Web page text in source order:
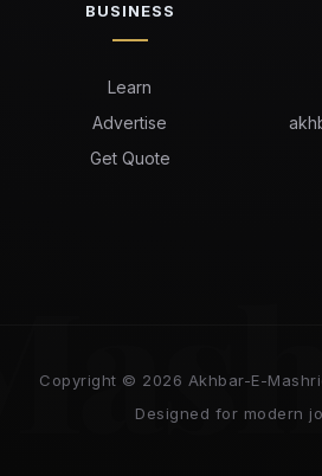
BUSINESS
Learn
Advertise
Get Quote
Copyright © 2026 Akhbar-E-
Designed for modern